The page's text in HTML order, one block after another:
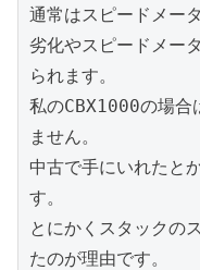
通常はスピードメー
劣化やスピードメー
られます。
私のCBX1000の場合
ません。
中古で手にいれたと
す。
とにかくスタックの
たのが理由です。